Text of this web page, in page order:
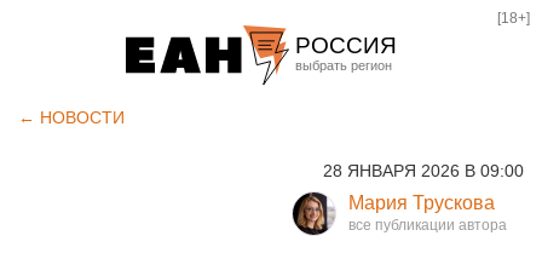
РОССИЯ
Курган
Оренбург
[18+]
← НОВОСТИ
28 ЯНВАРЯ 2026 В 09:00
Мария Трускова